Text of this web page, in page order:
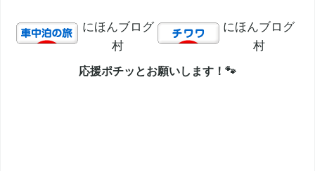
にほんブログ
村
にほんブログ
村
応援ポチッとお願いします！🐾